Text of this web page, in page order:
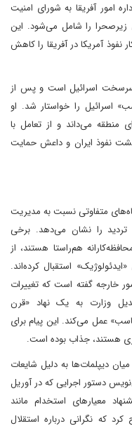
امور آفریقا به شورای امنیت
زیرصحرا را شامل می‌شود. این
نفوذ آمریکا در آفریقا را کاهش
سرسخت اسرائیل است و پس از
پاسخ «نامتناسب» اسرائیل را خواستار شد. او
منطقه می‌داند و از تعامل با
نفوذ ایران و داعش حمایت
متفاوتی نسبت به مدیریت
و تردید را نشان می‌دهد. برخی
هم‌راستا هستند، از
استقبال کرده‌اند.
خارجه گفته است که تغییرات
وزارت به یک نهاد «قرن
عمل می‌کند. این پیام برای
هستند، جذاب بوده است.
دیپلمات‌ها به دلیل شایعات
دستور اجرایی که در آوریل
معیارهای استخدام مانند
که نگرانی درباره استقلال